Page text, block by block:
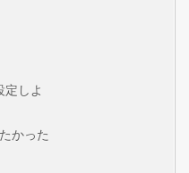
定しよ
かった